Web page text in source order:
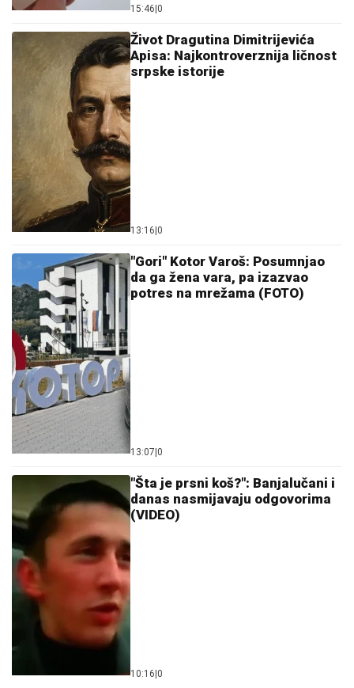
Antonija Čerkez o starim ljubavima i novom
poglavlju: Mogla bih napisati roman
Tajna savršenog sataraša: Jedan
korak sa paradajzom pravi veliku
razliku
Stalno ste umorni? Možda vam
ga najviše sadrže
Nakon samo 3 mjeseca veze je zaprosio: Evo koliko
je Dragan Stanković STARIJI OD VJERENICE
Aleksandre
Ako ih često čujete, budite na oprezu:
Tri rečenice koje manipulatori
najčešće koriste
(FOTO) MNOGI NE VJERUJU DA JE
TO ONA
kilograma, injekcije joj ubrzale proces,
sada pokazala kako izgleda u bikiniju